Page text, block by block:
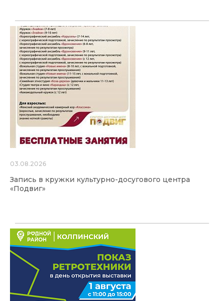
03.08.2026
Запись в кружки культурно-досугового центра
«Подвиг»